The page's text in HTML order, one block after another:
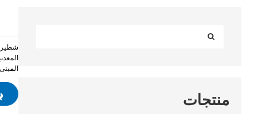
منتجات